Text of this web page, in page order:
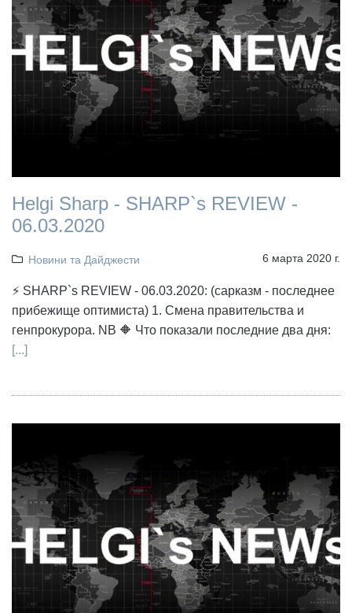
Helgi Sharp - SHARP`s REVIEW -
06.03.2020
Новини та Дайджести 6 марта 2020 г.
⚡ SHARP`s REVIEW - 06.03.2020: (сарказм - последнее
прибежище оптимиста) 1. Смена правительства и
генпрокурора. NB 🔶 Что показали последние два дня:
[...]